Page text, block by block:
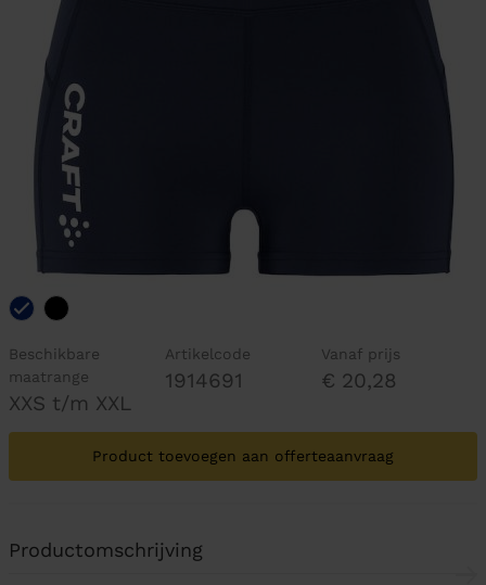
Beschikbare
maatrange
XXS t/m XXL
Artikelcode
1914691
Vanaf prijs
€ 20,28
Product toevoegen aan offerteaanvraag
Productomschrijving